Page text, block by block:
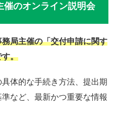
催のオンライン説明会
局主催の「交付申請に関す
す。
体的な手続き方法、提出期
など、最新かつ重要な情報